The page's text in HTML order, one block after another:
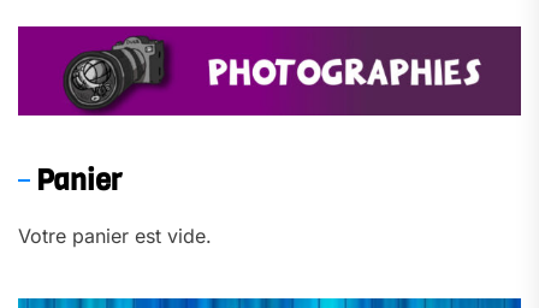
Panier
Votre panier est vide.